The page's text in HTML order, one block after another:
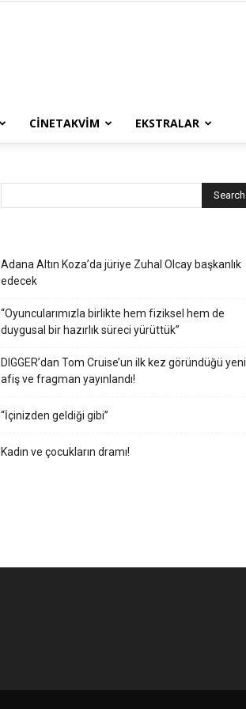
CINETAKVIM EKSTRALAR
Adana Altın Koza’da jüriye Zuhal Olcay başkanlık
edecek
“Oyuncularımızla birlikte hem fiziksel hem de
duygusal bir hazırlık süreci yürüttük”
DIGGER’dan Tom Cruise’un ilk kez göründüğü yeni
afiş ve fragman yayınlandı!
“İçinizden geldiği gibi”
Kadın ve çocukların dramı!